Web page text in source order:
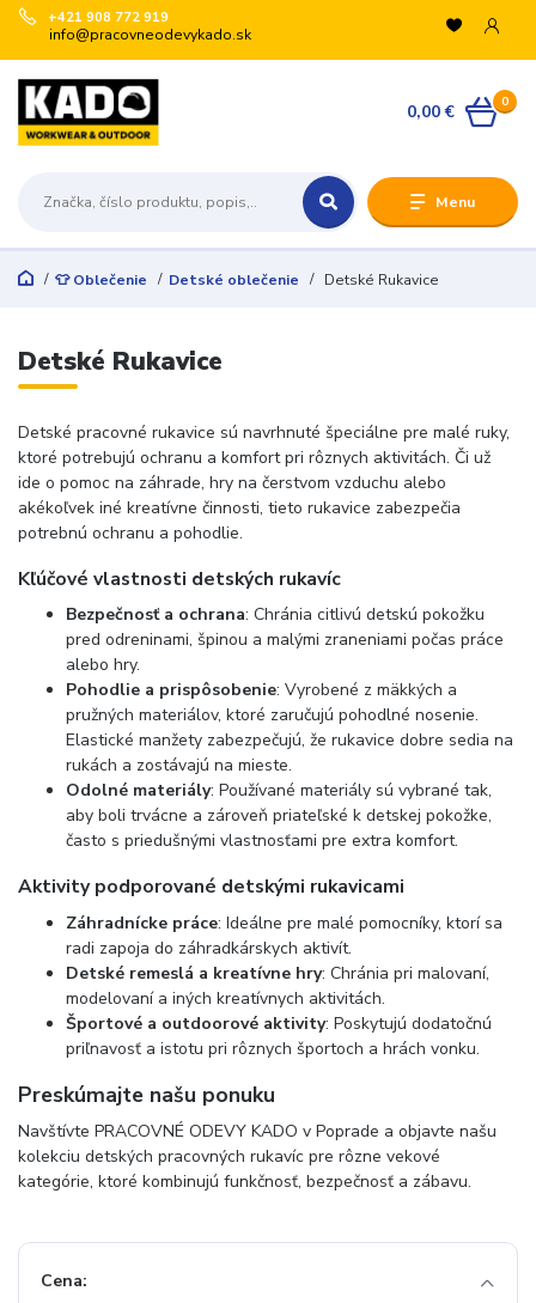
Menu
+421 908 772 919
info@pracovneodevykado.sk
0
0,00 €
👕 Oblečenie Detské oblečenie Detské Rukavice
Detské Rukavice
Detské pracovné rukavice sú navrhnuté špeciálne pre malé ruky,
ktoré potrebujú ochranu a komfort pri rôznych aktivitách. Či už
ide o pomoc na záhrade, hry na čerstvom vzduchu alebo
akékoľvek iné kreatívne činnosti, tieto rukavice zabezpečia
potrebnú ochranu a pohodlie.
Kľúčové vlastnosti detských rukavíc
Bezpečnosť a ochrana: Chránia citlivú detskú pokožku
pred odreninami, špinou a malými zraneniami počas práce
alebo hry.
Pohodlie a prispôsobenie: Vyrobené z mäkkých a
pružných materiálov, ktoré zaručujú pohodlné nosenie.
Elastické manžety zabezpečujú, že rukavice dobre sedia na
rukách a zostávajú na mieste.
Odolné materiály: Používané materiály sú vybrané tak,
aby boli trvácne a zároveň priateľské k detskej pokožke,
často s priedušnými vlastnosťami pre extra komfort.
Aktivity podporované detskými rukavicami
Záhradnícke práce: Ideálne pre malé pomocníky, ktorí sa
radi zapoja do záhradkárskych aktivít.
Detské remeslá a kreatívne hry: Chránia pri malovaní,
modelovaní a iných kreatívnych aktivitách.
Športové a outdoorové aktivity: Poskytujú dodatočnú
priľnavosť a istotu pri rôznych športoch a hrách vonku.
Preskúmajte našu ponuku
Navštívte PRACOVNÉ ODEVY KADO v Poprade a objavte našu
kolekciu detských pracovných rukavíc pre rôzne vekové
kategórie, ktoré kombinujú funkčnosť, bezpečnosť a zábavu.
Cena: